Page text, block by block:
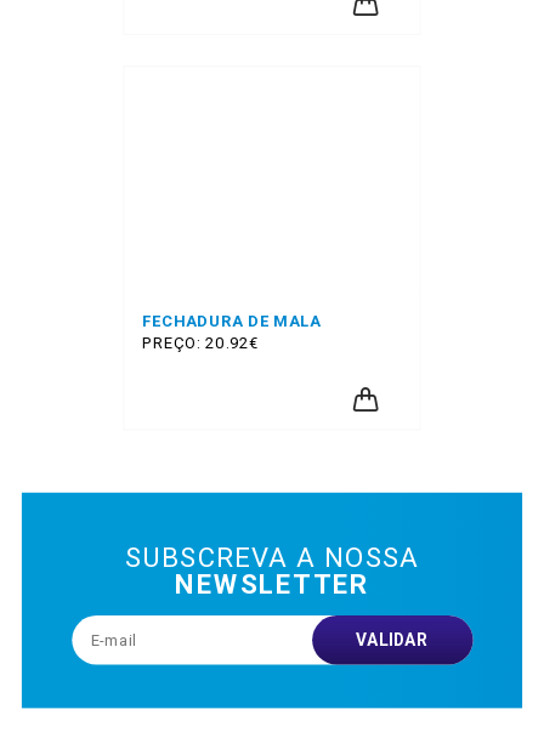
FECHADURA DE MALA
PREÇO: 20.92€
SUBSCREVA A NOSSA
NEWSLETTER
VALIDAR